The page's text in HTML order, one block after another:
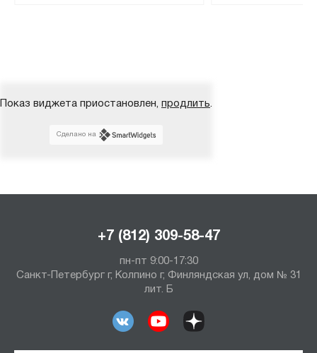
Показ виджета приостановлен, продлить.
Сделано на
+7 (812) 309-58-47
пн-пт 9:00-17:30
Санкт-Петербург г, Колпино г, Финляндская ул, дом № 31
лит. Б